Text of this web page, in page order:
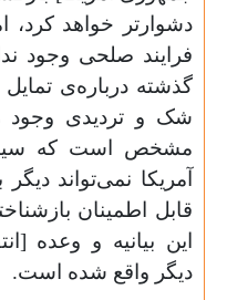
دشوارتر خواهد کرد،
فرایند صلحی وجود
گذشته درباره‌ی
شک و تردیدی وجود
مشخص است که
آمریکا نمی‌تواند
قابل اطمینان
این بیانیه و وعده
دیگر واقع شده است.